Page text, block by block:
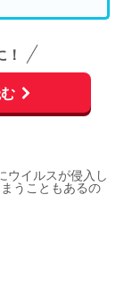
！
ウイルスが侵入し
うこともあるの